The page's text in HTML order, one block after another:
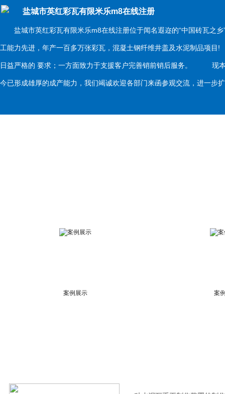
盐城市英红彩瓦有限米乐m8在线注册
盐城市英红彩瓦有限米乐m8在线注册位于闻名遐迩的“中国砖瓦之乡
工能力先进，年产一百多万张彩瓦，混凝土钢纤维井盖及水泥制品项
日益严格的 要求；一方面致力于支援客户完善销前销后服务。 现本
今已形成雄厚的成产能力，我们竭诚欢迎各部门来函参观交流，进一
案例展示 案